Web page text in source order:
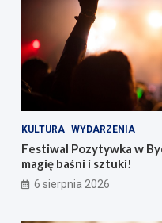
KULTURA WYDARZENIA
Festiwal Pozytywka w
magię baśni i sztuki!
6 sierpnia 2026